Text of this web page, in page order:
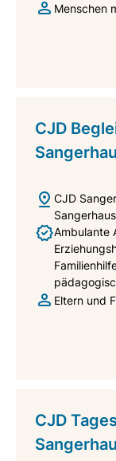
Menschen
CJD
CJD
Ambulante
Eltern und
CJD